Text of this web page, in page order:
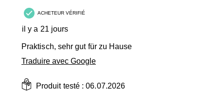
ACHETEUR VÉRIFIÉ
il y a 21 jours
Praktisch, sehr gut für zu Hause
Traduire avec Google
Produit testé :06.07.2026